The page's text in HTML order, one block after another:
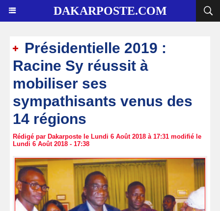
DAKARPOSTE.COM
Présidentielle 2019 :
Racine Sy réussit à
mobiliser ses
sympathisants venus des
14 régions
Rédigé par Dakarposte le Lundi 6 Août 2018 à 17:31 modifié le
Lundi 6 Août 2018 - 17:38